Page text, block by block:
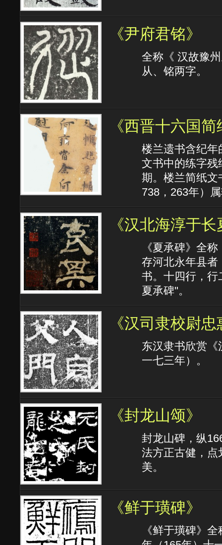
《尹府君铭》
全称《 汉故豫
从、铭两字。
《西晋十六国
楼兰遗书含纪年
文书中的练字残
期。楼兰简纸
738，263年）
《汉北海淳于
《夏承碑》全
存河北永年县者
书。十四行，行
夏承碑"。
《汉司隶校尉
东汉隶书欣赏
一七三年）。
《封龙山颂》
封龙山碑，纵
法方正古健，点
美。
《鲜于璜碑》
《鲜于璜碑》